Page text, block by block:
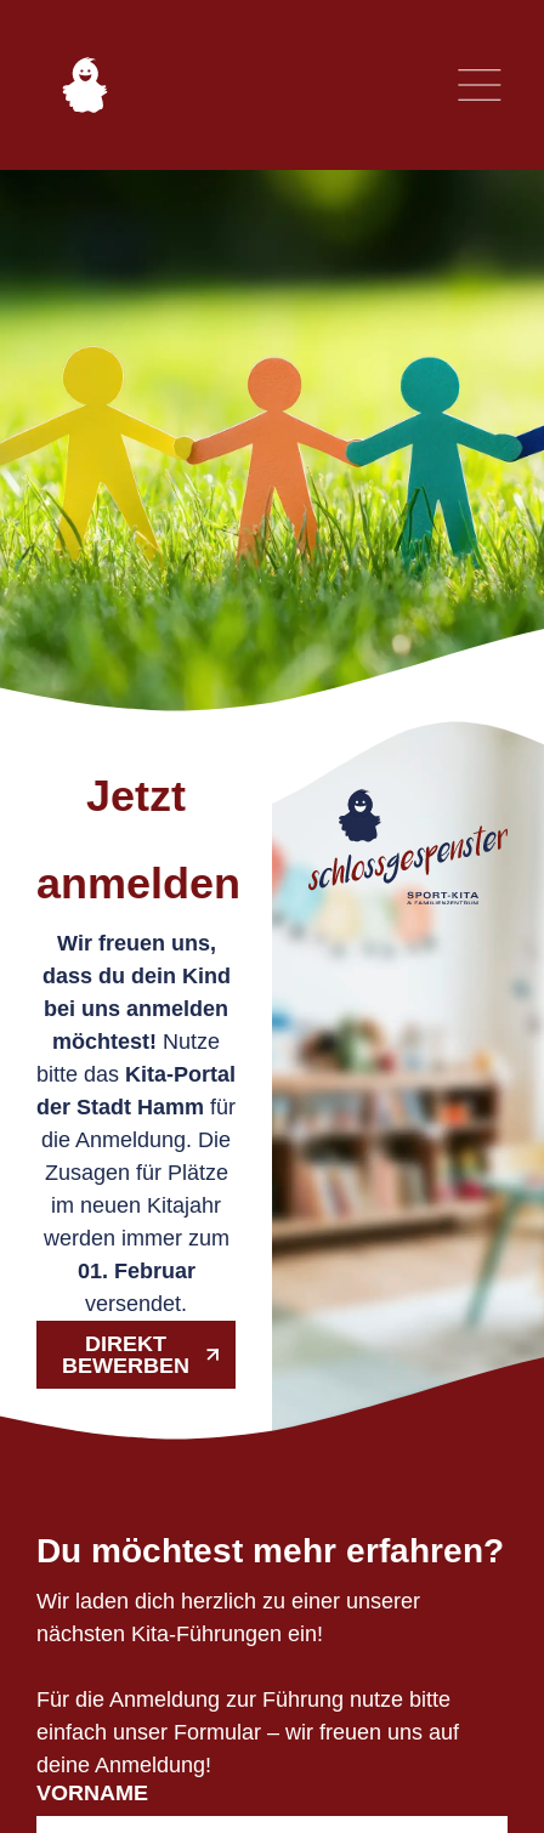
Jetzt
anmelden
Wir freuen uns,
dass du dein Kind
bei uns anmelden
möchtest! Nutze
bitte das Kita-Portal
der Stadt Hamm für
die Anmeldung. Die
Zusagen für Plätze
im neuen Kitajahr
werden immer zum
01. Februar
versendet.
DIREKT
BEWERBEN
Du möchtest mehr erfahren?
Wir laden dich herzlich zu einer unserer
nächsten Kita-Führungen ein!
Für die Anmeldung zur Führung nutze bitte
einfach unser Formular – wir freuen uns auf
deine Anmeldung!
VORNAME